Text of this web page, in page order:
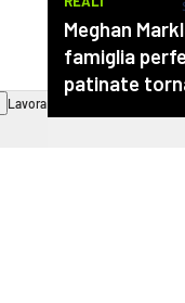
Lavora con noi